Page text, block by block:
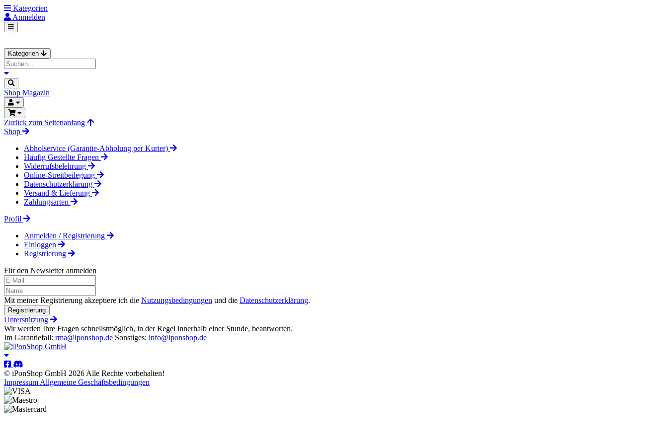
Kategorien
Anmelden
Kategorien
Shop Magazin
Zurück zum Seitenanfang
Shop
Abholservice (Garantie-Abholung per Kurier)
Häufig Gestellte Fragen
Widerrufsbelehrung
Online-Streitbeilegung
Datenschutzerklärung
Versand & Lieferung
Zahlungsarten
Profil
Anmelden / Registrierung
Einloggen
Registrierung
Für den Newsletter anmelden
Mit meiner Registrierung akzeptiere ich die Nutzungsbedingungen und die Datenschutzerklärung.
Registrierung
Unterstützung
Wir werden Ihre Fragen schnellstmöglich, in der Regel innerhalb einer Stunde, beantworten.
Im Garantiefall: rma@iponshop.de Sonstiges: info@iponshop.de
© iPonShop GmbH 2026 Alle Rechte vorbehalten!
Impressum Allgemeine Geschäftsbedingungen